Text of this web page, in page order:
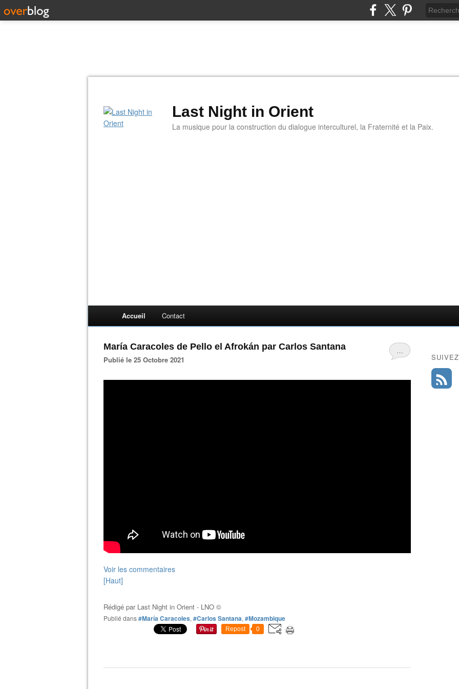
Last Night in Orient
La musique pour la construction du dialogue interculturel, la Fraternité et la Paix.
Accueil Contact
…
María Caracoles de Pello el Afrokán par Carlos Santana
Publié le 25 Octobre 2021
Voir les commentaires
[Haut]
Rédigé par Last Night in Orient - LNO ©
Publié dans#María Caracoles, #Carlos Santana, #Mozambique
Repost 0